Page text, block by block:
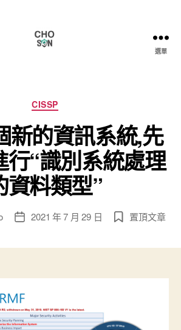
大
小
事
選單
分
類
CISSP
新的資訊系統,先
行“識別系統處理
資料類型”
文 2021 年 7 月 29 日 置頂文章